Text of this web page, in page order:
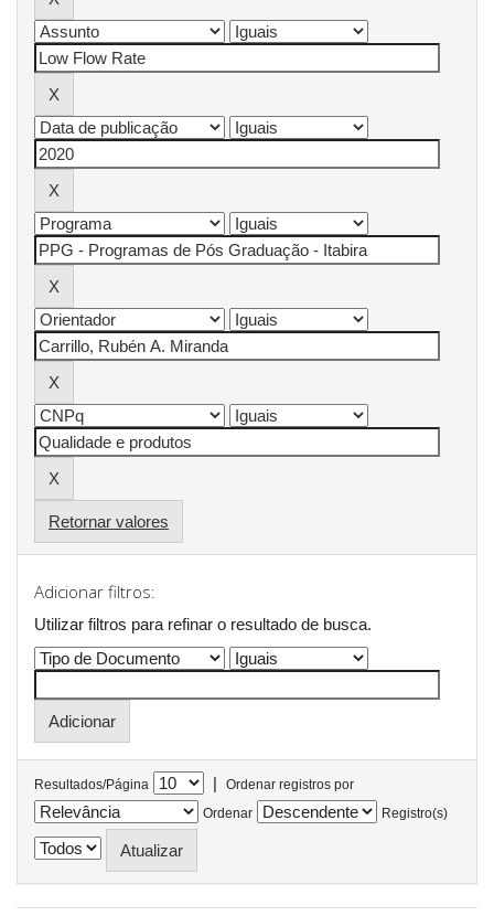
Retornar valores
Adicionar filtros:
Utilizar filtros para refinar o resultado de busca.
Resultados/Página |
Ordenar registros por
Ordenar
Registro(s)